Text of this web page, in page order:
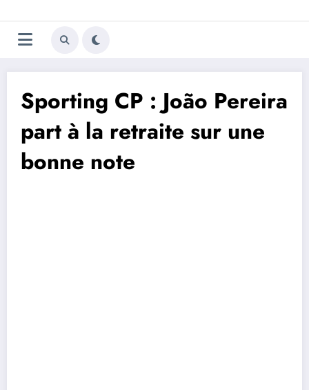
au
contenu
Trivela
L'actualité du football
Sporting CP : João Pereira
part à la retraite sur une
bonne note